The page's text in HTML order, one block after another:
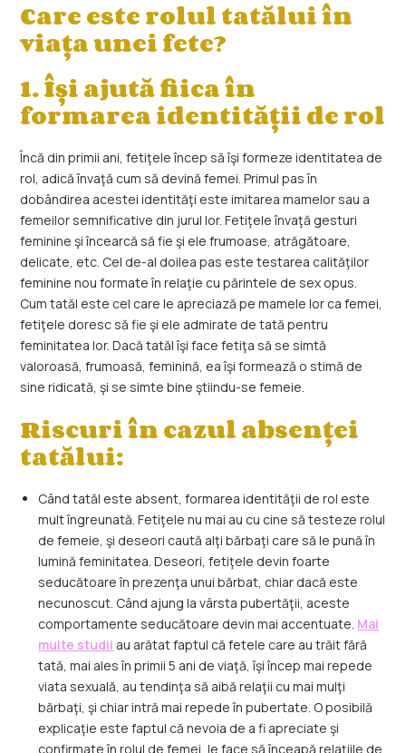
Care este rolul tatălui în
viaţa unei fete?
1. Își ajută fiica în
formarea identității de rol
Încă din primii ani, fetiţele încep să îşi formeze identitatea de
rol, adică învaţă cum să devină femei. Primul pas în
dobândirea acestei identităţi este imitarea mamelor sau a
femeilor semnificative din jurul lor. Fetiţele învaţă gesturi
feminine şi încearcă să fie şi ele frumoase, atrăgătoare,
delicate, etc. Cel de-al doilea pas este testarea calităţilor
feminine nou formate în relaţie cu părintele de sex opus.
Cum tatăl este cel care le apreciază pe mamele lor ca femei,
fetiţele doresc să fie şi ele admirate de tată pentru
feminitatea lor. Dacă tatăl îşi face fetiţa să se simtă
valoroasă, frumoasă, feminină, ea îşi formează o stimă de
sine ridicată, şi se simte bine ştiindu-se femeie.
Riscuri în cazul absenței
tatălui:
Când tatăl este absent, formarea identităţii de rol este
mult îngreunată. Fetiţele nu mai au cu cine să testeze rolul
de femeie, şi deseori caută alţi bărbaţi care să le pună în
lumină feminitatea. Deseori, fetiţele devin foarte
seducătoare în prezenţa unui bărbat, chiar dacă este
necunoscut. Când ajung la vârsta pubertăţii, aceste
comportamente seducătoare devin mai accentuate. Mai
multe studii au arătat faptul că fetele care au trăit fără
tată, mai ales în primii 5 ani de viaţă, îşi încep mai repede
viata sexuală, au tendinţa să aibă relaţii cu mai mulţi
bărbaţi, şi chiar intră mai repede în pubertate. O posibilă
explicaţie este faptul că nevoia de a fi apreciate şi
confirmate în rolul de femei, le face să înceapă relaţiile de